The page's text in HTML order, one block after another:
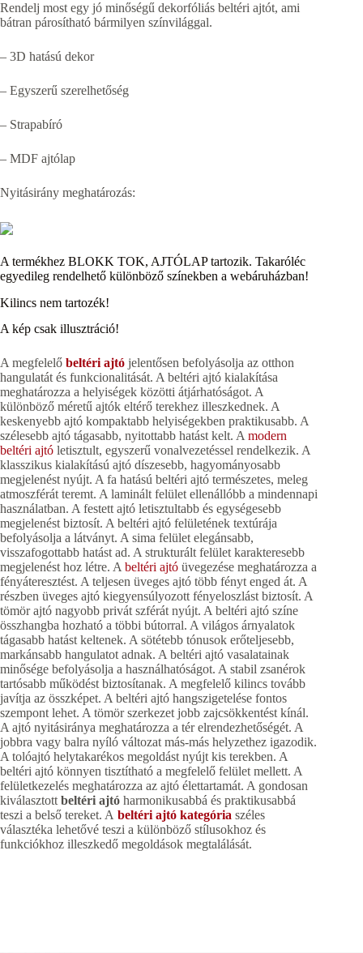
Rendelj most egy jó minőségű dekorfóliás beltéri ajtót, ami
bátran párosítható bármilyen színvilággal.
– 3D hatású dekor
– Egyszerű szerelhetőség
– Strapabíró
– MDF ajtólap
Nyitásirány meghatározás:
A termékhez BLOKK TOK, AJTÓLAP tartozik. Takaróléc
egyedileg rendelhető különböző színekben a webáruházban!
Kilincs nem tartozék!
A kép csak illusztráció!
A megfelelő beltéri ajtó jelentősen befolyásolja az otthon
hangulatát és funkcionalitását. A beltéri ajtó kialakítása
meghatározza a helyiségek közötti átjárhatóságot. A
különböző méretű ajtók eltérő terekhez illeszkednek. A
keskenyebb ajtó kompaktabb helyiségekben praktikusabb. A
szélesebb ajtó tágasabb, nyitottabb hatást kelt. Amodern
beltéri ajtó letisztult, egyszerű vonalvezetéssel rendelkezik. A
klasszikus kialakítású ajtó díszesebb, hagyományosabb
megjelenést nyújt. A fa hatású beltéri ajtó természetes, meleg
atmoszférát teremt. A laminált felület ellenállóbb a mindennapi
használatban. A festett ajtó letisztultabb és egységesebb
megjelenést biztosít. A beltéri ajtó felületének textúrája
befolyásolja a látványt. A sima felület elegánsabb,
visszafogottabb hatást ad. A strukturált felület karakteresebb
megjelenést hoz létre. Abeltéri ajtó üvegezése meghatározza a
fényáteresztést. A teljesen üveges ajtó több fényt enged át. A
részben üveges ajtó kiegyensúlyozott fényeloszlást biztosít. A
tömör ajtó nagyobb privát szférát nyújt. A beltéri ajtó színe
összhangba hozható a többi bútorral. A világos árnyalatok
tágasabb hatást keltenek. A sötétebb tónusok erőteljesebb,
markánsabb hangulatot adnak. A beltéri ajtó vasalatainak
minősége befolyásolja a használhatóságot. A stabil zsanérok
tartósabb működést biztosítanak. A megfelelő kilincs tovább
javítja az összképet. A beltéri ajtó hangszigetelése fontos
szempont lehet. A tömör szerkezet jobb zajcsökkentést kínál.
A ajtó nyitásiránya meghatározza a tér elrendezhetőségét. A
jobbra vagy balra nyíló változat más-más helyzethez igazodik.
A tolóajtó helytakarékos megoldást nyújt kis terekben. A
beltéri ajtó könnyen tisztítható a megfelelő felület mellett. A
felületkezelés meghatározza az ajtó élettartamát. A gondosan
kiválasztottbeltéri ajtó harmonikusabbá és praktikusabbá
teszi a belső tereket. A beltéri ajtó kategória széles
választéka lehetővé teszi a különböző stílusokhoz és
funkciókhoz illeszkedő megoldások megtalálását.